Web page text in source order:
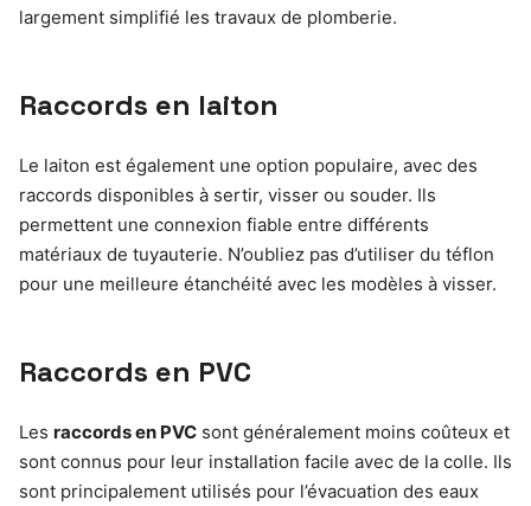
largement simplifié les travaux de plomberie.
Raccords en laiton
Le laiton est également une option populaire, avec des
raccords disponibles à sertir, visser ou souder. Ils
permettent une connexion fiable entre différents
matériaux de tuyauterie. N’oubliez pas d’utiliser du téflon
pour une meilleure étanchéité avec les modèles à visser.
Raccords en PVC
Les raccords en PVC sont généralement moins coûteux et
sont connus pour leur installation facile avec de la colle. Ils
sont principalement utilisés pour l’évacuation des eaux